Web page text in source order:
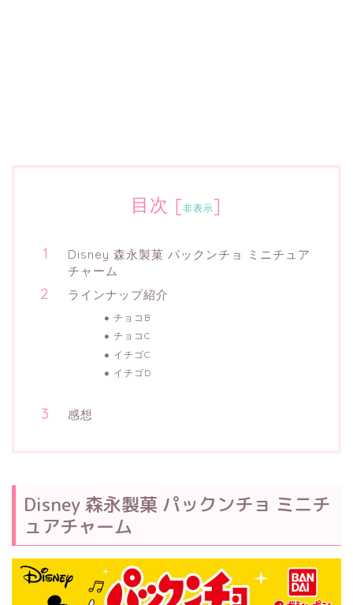
目次 [非表示]
Disney 森永製菓 パックンチョ ミニチュア
チャーム
ラインナップ紹介
チョコB
チョコC
イチゴC
イチゴD
感想
Disney 森永製菓 パックンチョ ミニチ
ュアチャーム